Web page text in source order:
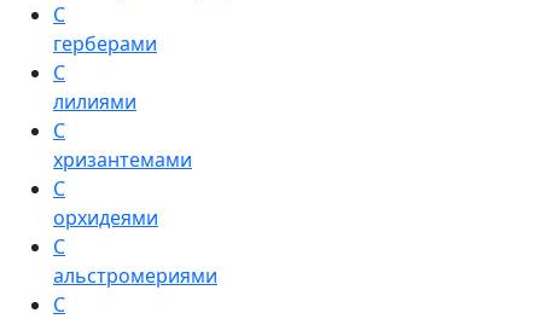
С
герберами
С
лилиями
С
хризантемами
С
орхидеями
С
альстромериями
С